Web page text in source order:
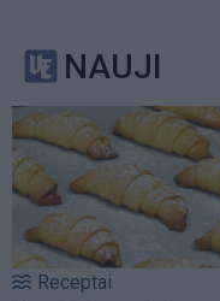
NAUJI
Receptai